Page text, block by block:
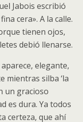
Jabois escribió
cera». A la calle.
tienen ojos,
debió llenarse.
elegante,
mientras silba ‘la
un gracioso
es dura. Ya todos
certeza, que ahí